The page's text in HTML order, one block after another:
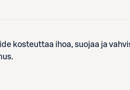
kosteuttaa ihoa, suojaa ja